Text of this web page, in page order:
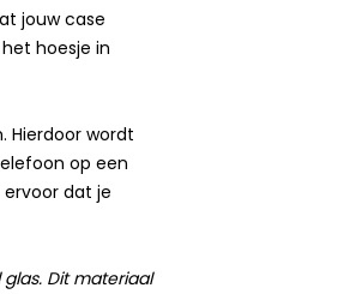
jouw case
hoesje in
Hierdoor wordt
op een
dat je
Dit materiaal